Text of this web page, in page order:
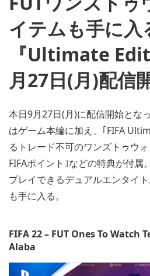
イテムも手に入
『Ultimate
月27日(月)配信
本日9月27日(月)に配信開始とな
はゲーム本編に加え、｢FIFA
るトレード不可のワンズトゥウ
FIFAポイント｣などの特典が付属
プレイできるデュアルエンタイ
も手に入る。
FIFA 22 – FUT Ones To Watch
Alaba